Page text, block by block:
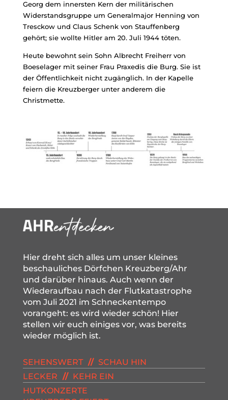
Georg dem innersten Kern der militärischen
Widerstandsgruppe um Generalmajor Henning von
Tresckow und Claus Schenk von Stauffenberg
gehört; sie wollte Hitler am 20. Juli 1944 töten.
Heute bewohnt sein Sohn Albrecht Freiherr von
Boeselager mit seiner Frau Praxedis die Burg. Sie ist
der Öffentlichkeit nicht zugänglich. In der Kapelle
feiern die Kreuzberger unter anderem die
Christmette.
Hier dreht sich alles um unser kleines
beschauliches Dörfchen Kreuzberg/Ahr
und darüber hinaus. Auch wenn der
Wiederaufbau nach der Flutkatastrophe
vom Juli 2021 im Schneckentempo
vorangeht: es wird wieder schön! Hier
stellen wir euch einiges vor, was bereits
wieder möglich ist.
SEHENSWERT// SCHAU HIN
LECKER // KEHR EIN
HUTKONZERTE